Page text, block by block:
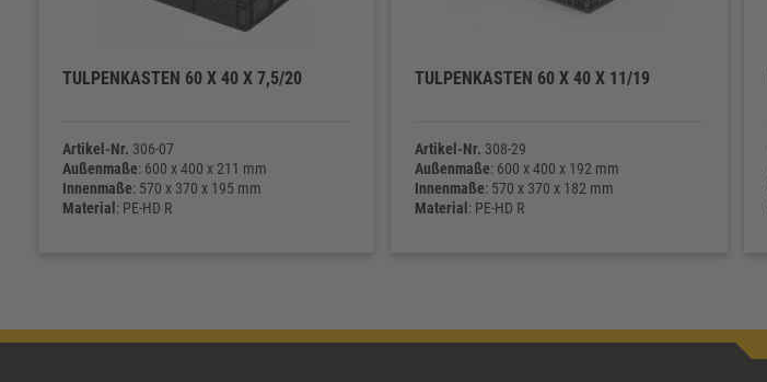
TULPENKASTEN 60 X 40 X 7,5/20
Artikel-Nr. 306-07
Außenmaße: 600 x 400 x 211 mm
Innenmaße: 570 x 370 x 195 mm
Material : PE-HD R
TULPENKASTEN 60 X 40 X 11/19
Artikel-Nr. 308-29
Außenmaße: 600 x 400 x 192 mm
Innenmaße: 570 x 370 x 182 mm
Material : PE-HD R